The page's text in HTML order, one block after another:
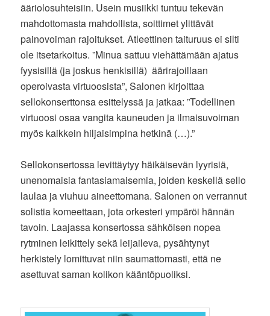
ääriolosuhteisiin. Usein musiikki tuntuu tekevän
mahdottomasta mahdollista, soittimet ylittävät
painovoiman rajoitukset. Atleettinen taituruus ei silti
ole itsetarkoitus. ”Minua sattuu viehättämään ajatus
fyysisillä (ja joskus henkisillä) äärirajoillaan
operoivasta virtuoosista”, Salonen kirjoittaa
sellokonserttonsa esittelyssä ja jatkaa: ”Todellinen
virtuoosi osaa vangita kauneuden ja ilmaisuvoiman
myös kaikkein hiljaisimpina hetkinä (…).”
Sellokonsertossa levittäytyy häikäisevän lyyrisiä,
unenomaisia fantasiamaisemia, joiden keskellä sello
laulaa ja viuhuu aineettomana. Salonen on verrannut
solistia komeettaan, jota orkesteri ympäröi hännän
tavoin. Laajassa konsertossa sähköisen nopea
rytminen leikittely sekä leijaileva, pysähtynyt
herkistely lomittuvat niin saumattomasti, että ne
asettuvat saman kolikon kääntöpuoliksi.